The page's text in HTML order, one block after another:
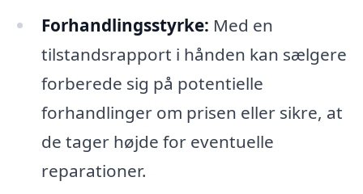
Forhandlingsstyrke: Med en
tilstandsrapport i hånden kan sælgere
forberede sig på potentielle
forhandlinger om prisen eller sikre, at
de tager højde for eventuelle
reparationer.